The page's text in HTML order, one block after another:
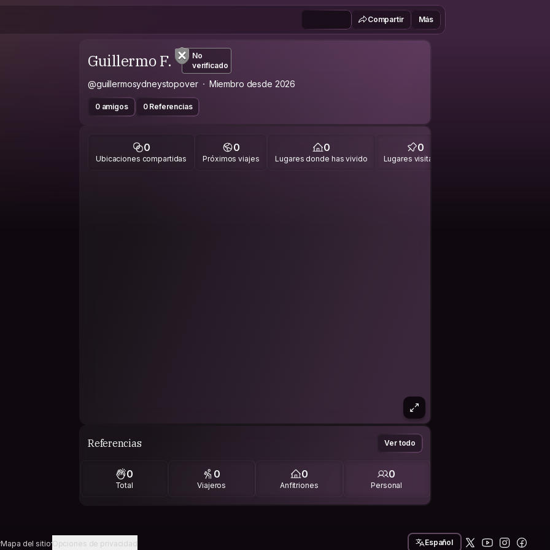
Compartir Más
Guillermo F.
No
verificado
@guillermosydneystopover Miembro desde 2026
0 amigos 0 Referencias
0
Ubicaciones compartidas
0
Próximos viajes
0
Lugares donde has vivido
0
Lugares visitados
Referencias Ver todo
0
Total
0
Viajeros
0
Anfitriones
0
Personal
Mapa del sitioOpciones de privacidad Español